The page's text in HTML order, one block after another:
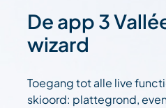
De app 3
wizard
Toegang tot alle live
skioord: plattegrond,